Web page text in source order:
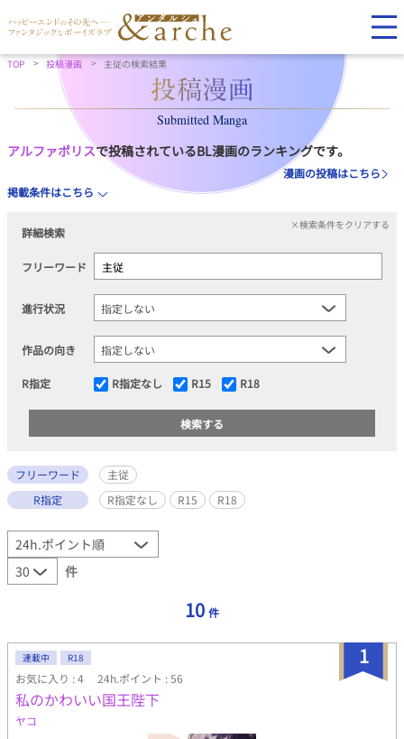
TOP 投稿漫画 主従の検索結果
Submitted Manga
アルファポリスで投稿されているBL漫画のランキングです。
漫画の投稿はこちら
掲載条件はこちら
詳細検索
×検索条件をクリアする
フリーワード
進行状況
作品の向き
R指定 R指定なし R15 R18
フリーワード
主従
R指定
R指定なし R15 R18
件
10 件
1
連載中 R18
お気に入り : 4 24h.ポイント : 56
私のかわいい国王陛下
ヤコ